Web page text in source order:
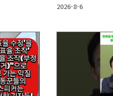
2026-8-6